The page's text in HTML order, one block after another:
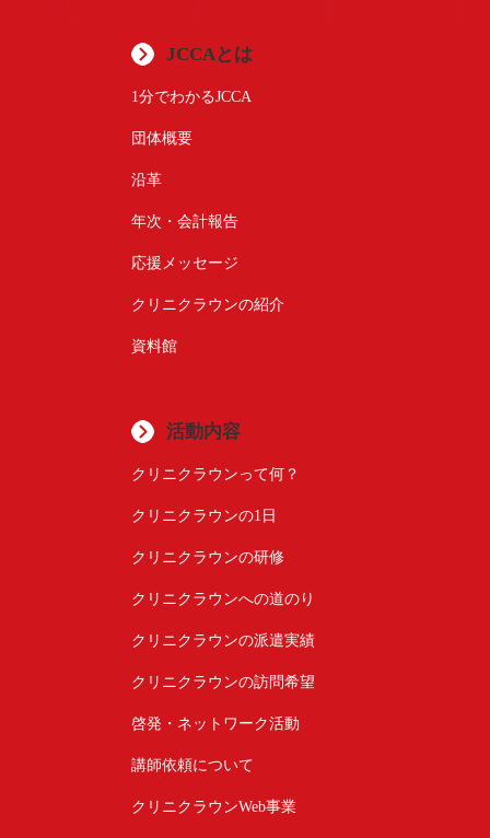
JCCAとは
1分でわかるJCCA
団体概要
沿革
年次・会計報告
応援メッセージ
クリニクラウンの紹介
資料館
活動内容
クリニクラウンって何？
クリニクラウンの1日
クリニクラウンの研修
クリニクラウンへの道のり
クリニクラウンの派遣実績
クリニクラウンの訪問希望
啓発・ネットワーク活動
講師依頼について
クリニクラウンWeb事業